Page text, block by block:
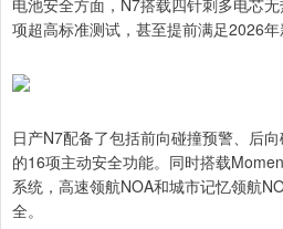
电池安全方面，N7搭载四针刺多电芯
项超高标准测试，甚至提前满足2026年
日产N7配备了包括前向碰撞预警、后
的16项主动安全功能。同时搭载
系统，高速领航NOA和城市记忆领航
全。